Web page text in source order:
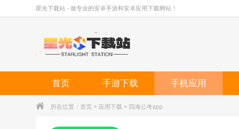
星光下载站 - 做专业的安卓手游和安卓应用下载网站！
首页 手游下载 手机应用
所在位置： 首页 > 应用下载 > 四海公考app